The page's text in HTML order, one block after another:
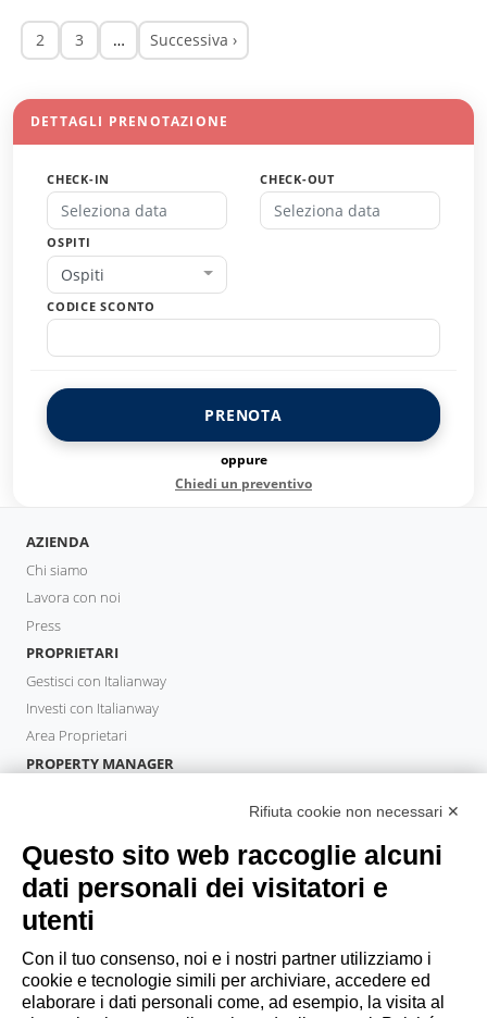
2 3 … Successiva ›
DETTAGLI PRENOTAZIONE
CHECK-IN CHECK-OUT
OSPITI
Ospiti
CODICE SCONTO
PRENOTA
oppure
Chiedi un preventivo
AZIENDA
Chi siamo
Lavora con noi
Press
PROPRIETARI
Gestisci con Italianway
Investi con Italianway
Area Proprietari
PROPERTY MANAGER
OSPITI
Prenota un soggiorno
Soggiorni lunghi
Esperienze per gli ospiti
Sconti per gli ospiti
Convenzioni per Aziende
Rifiuta cookie non necessari ✕
Questo sito web raccoglie alcuni
dati personali dei visitatori e
utenti
Con il tuo consenso, noi e i nostri partner utilizziamo i
cookie e tecnologie simili per archiviare, accedere ed
elaborare i dati personali come, ad esempio, la visita al